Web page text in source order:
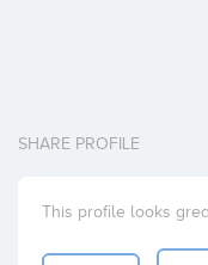
SHARE PROFILE
This profile looks